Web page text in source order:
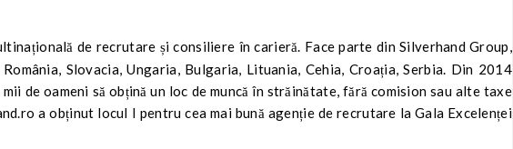
Slovacia, Ungaria, Bulgaria, Lituania, Cehia, Croația, Serbia. Din 2014
de oameni să obțină un loc de muncă în străinătate, fără comision sau alte taxe
a obținut locul I pentru cea mai bună agenție de recrutare la Gala Excelenței